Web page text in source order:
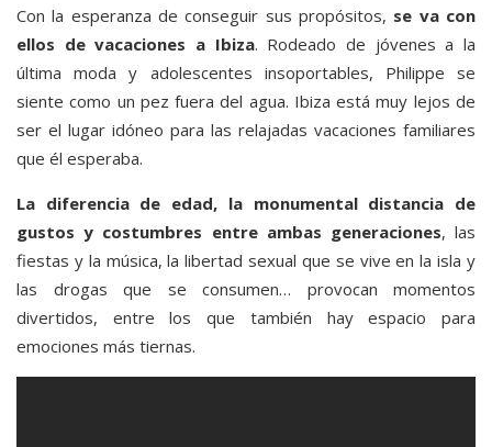
Con la esperanza de conseguir sus propósitos, se va con
ellos de vacaciones a Ibiza. Rodeado de jóvenes a la
última moda y adolescentes insoportables, Philippe se
siente como un pez fuera del agua. Ibiza está muy lejos de
ser el lugar idóneo para las relajadas vacaciones familiares
que él esperaba.
La diferencia de edad, la monumental distancia de
gustos y costumbres entre ambas generaciones, las
fiestas y la música, la libertad sexual que se vive en la isla y
las drogas que se consumen… provocan momentos
divertidos, entre los que también hay espacio para
emociones más tiernas.